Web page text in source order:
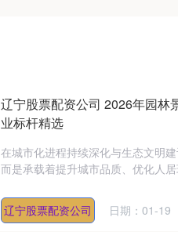
辽宁股票配资公司 2026年园林
业标杆精选
在城市化进程持续深化与生态文明
而是承载着提升城市品质、优化人
辽宁股票配资公司 日期：01-19